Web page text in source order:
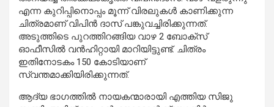
എന്ന കുറിപ്പിനൊപ്പം മൂന്ന് വിരലുകള്‍ കാണിക്കുന്ന
ചിത്രമാണ് വിപിന്‍ ദാസ് പങ്കുവച്ചിരിക്കുന്നത്.
അടുത്തിടെ പുറത്തിറങ്ങിയ വാഴ 2 ബോക്സ്
ഓഫീസില്‍ വന്‍ഹിറ്റായി മാറിയിട്ടുണ്ട്. ചിത്രം
ഇതിനോടകം 150 കോടിയാണ്
സ്വന്തമാക്കിയിരിക്കുന്നത്.
ആദ്യ ഭാഗത്തില്‍ നായകന്മാരായി എത്തിയ സിജു